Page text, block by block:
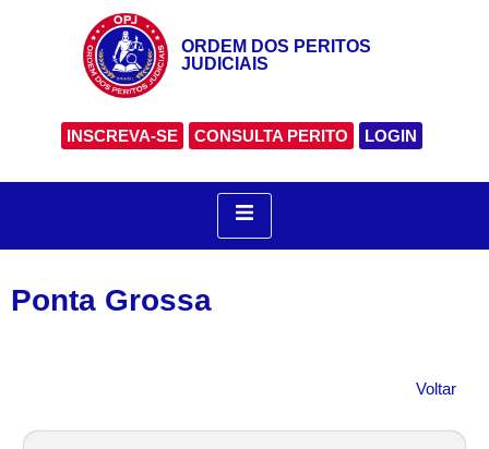
ORDEM DOS PERITOS
JUDICIAIS
INSCREVA-SE CONSULTA PERITO LOGIN
Ponta Grossa
Voltar